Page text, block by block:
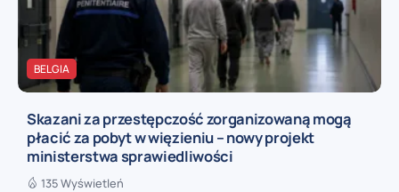
BELGIA
Skazani za przestępczość zorganizowaną mogą
płacić za pobyt w więzieniu – nowy projekt
ministerstwa sprawiedliwości
135 Wyświetleń